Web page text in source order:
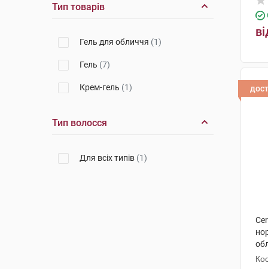
Тип товарів
Гель для обличчя (1)
Гель (7)
Крем-гель (1)
Тип волосся
Для всіх типів (1)